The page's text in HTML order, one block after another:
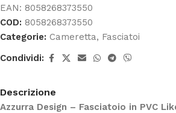
EAN: 8058268373550
COD: 8058268373550
Categorie: Cameretta, Fasciatoi
Condividi:
Descrizione
Azzurra Design – Fasciatoio in PVC